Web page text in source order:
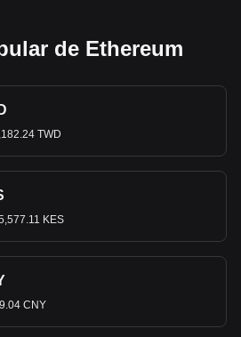
de Ethereum
TWD
KES
CNY